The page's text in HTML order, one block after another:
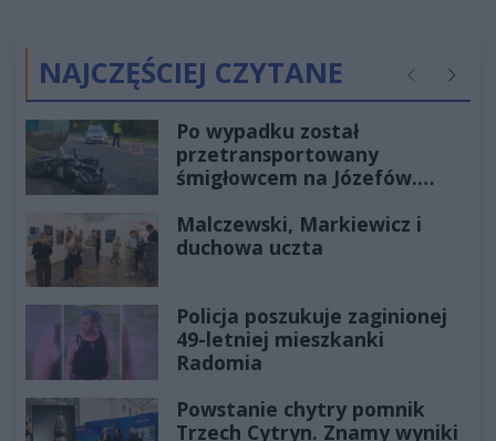
NAJCZĘŚCIEJ CZYTANE Poprzednie
Po wypadku został
przetransportowany
śmigłowcem na Józefów.
Malczewski, Markiewicz i
duchowa uczta
Policja poszukuje zaginionej
49-letniej mieszkanki
Radomia
Powstanie chytry pomnik
Trzech Cytryn. Znamy wyniki